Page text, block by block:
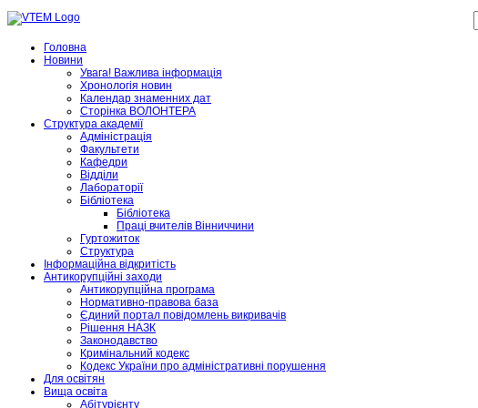
Головна
Новини
Увага! Важлива інформація
Хронологія новин
Календар знаменних дат
Сторінка ВОЛОНТЕРА
Структура академії
Адміністрація
Факультети
Кафедри
Відділи
Лабораторії
Бібліотека
Бібліотека
Праці вчителів Вінниччини
Гуртожиток
Структура
Інформаційна відкритість
Антикорупційні заходи
Антикорупційна програма
Нормативно-правова база
Єдиний портал повідомлень викривачів
Рішення НАЗК
Законодавство
Кримінальний кодекс
Кодекс України про адміністративні порушення
Для освітян
Вища освіта
Абітурієнту